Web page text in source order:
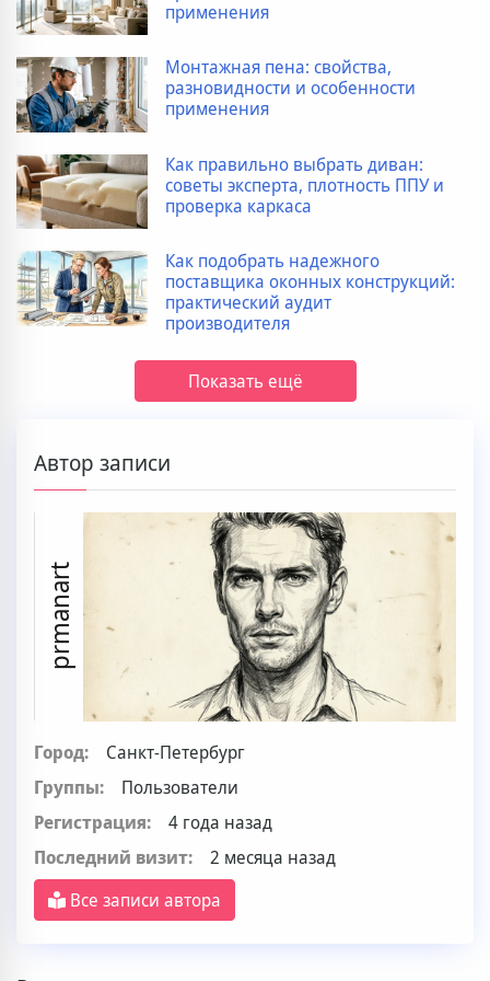
применения
Монтажная пена: свойства,
разновидности и особенности
применения
Как правильно выбрать диван:
советы эксперта, плотность ППУ и
проверка каркаса
Как подобрать надежного
поставщика оконных конструкций:
практический аудит
производителя
Показать ещё
Автор записи
prmanart
Город:
Санкт-Петербург
Группы:
Пользователи
Регистрация:
4 года назад
Последний визит:
2 месяца назад
Все записи автора